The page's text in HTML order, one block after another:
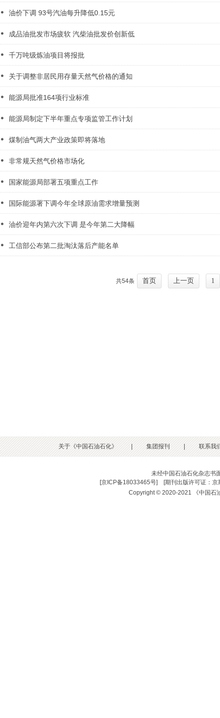
油价下调 93号汽油每升降低0.15元
成品油批发市场疲软 汽柴油批发价创新低
千万吨级炼油项目将报批
关于调整非居民用存量天然气价格的通知
能源局批准164项行业标准
能源局制定下半年重点专项监管工作计划
煤制油气两大产业政策即将落地
非常规天然气价格市场化
国家能源局部署五项重点工作
国际能源署下调今年全球原油需求增量预测
油价迎年内第六次下调 是今年第二大降幅
工信部公布第二批淘汰落后产能名单
共54条 首页 上一页 1
关于《中国石油石化》 集团报刊 联系我
未经中国石油石化杂志书
[京ICP备18033465号] [期刊出版许可证：
Copyright © 2020-2021 《中国石